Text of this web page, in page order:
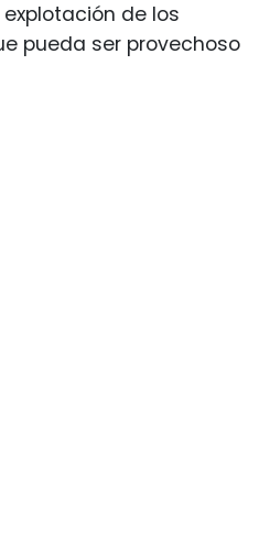
de los
pueda ser provechoso